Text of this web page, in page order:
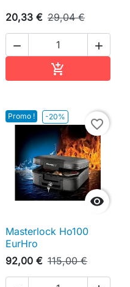
20,33 € 29,04 €
 

Promo ! -20%

favorite_border
Masterlock Ho100
EurHro
92,00 € 115,00 €